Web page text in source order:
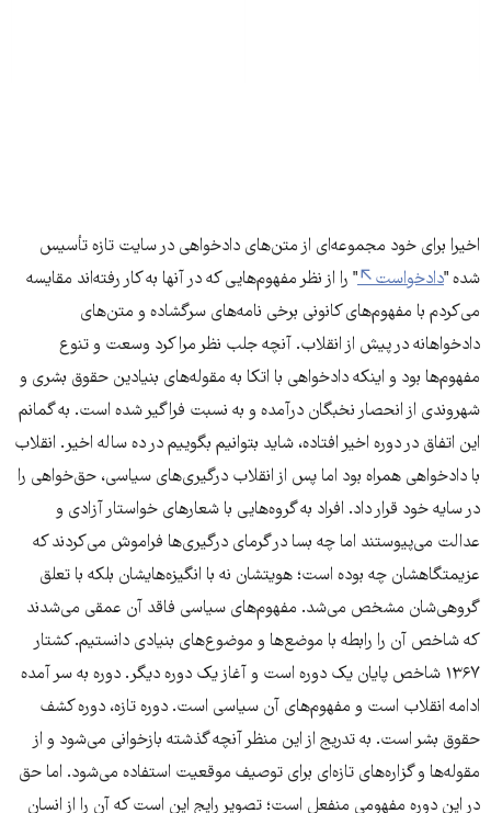
اخیرا برای خود مجموعه‌ای از متن‌های دادخواهی در سایت تازه تأسیس
شده "دادخواست
" را از نظر مفهوم‌هایی که در آنها به کار رفته‌اند مقایسه
می‌کردم با مفهوم‌های کانونی برخی نامه‌های سرگشاده و متن‌های
دادخواهانه در پیش از انقلاب. آنچه جلب نظر مرا کرد وسعت و تنوع
مفهوم‌ها بود و اینکه دادخواهی با اتکا به مقوله‌های بنیادین حقوق بشری و
شهروندی از انحصار نخبگان درآمده و به نسبت فراگیر شده است. به گمانم
این اتفاق در دوره اخیر افتاده، شاید بتوانیم بگوییم در ده ساله اخیر. انقلاب
با دادخواهی همراه بود اما پس از انقلاب درگیری‌های سیاسی، حق‌خواهی را
در سایه خود قرار داد. افراد به گروه‌هایی با شعارهای خواستار آزادی و
عدالت می‌پیوستند اما چه بسا در گرمای درگیری‌ها فراموش می‌کردند که
عزیمتگاهشان چه بوده است؛ هویتشان نه با انگیزه‌هایشان بلکه با تعلق
گروهی‌شان مشخص می‌شد. مفهوم‌های سیاسی فاقد آن عمقی می‌شدند
که شاخص آن را رابطه با موضع‌ها و موضوع‌های بنیادی دانستیم. کشتار
۱۳۶۷ شاخص پایان یک دوره است و آغاز یک دوره دیگر. دوره به سر آمده
ادامه انقلاب است و مفهو‌م‌های آن سیاسی است. دوره تازه، دوره کشف
حقوق بشر است. به تدریج از این منظر آنچه گذشته بازخوانی می‌شود و از
مقوله‌ها و گزاره‌های تازه‌ای برای توصیف موقعیت استفاده می‌شود. اما حق
در این دوره مفهومی منفعل است؛ تصویر رایج این است که آن را از انسان